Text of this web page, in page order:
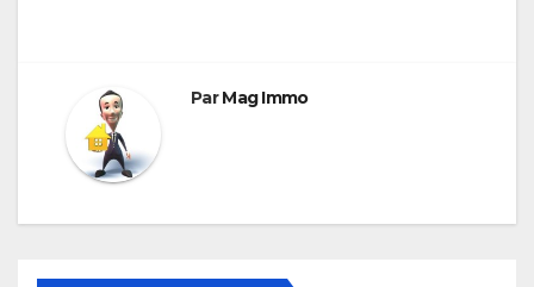
ParMag Immo